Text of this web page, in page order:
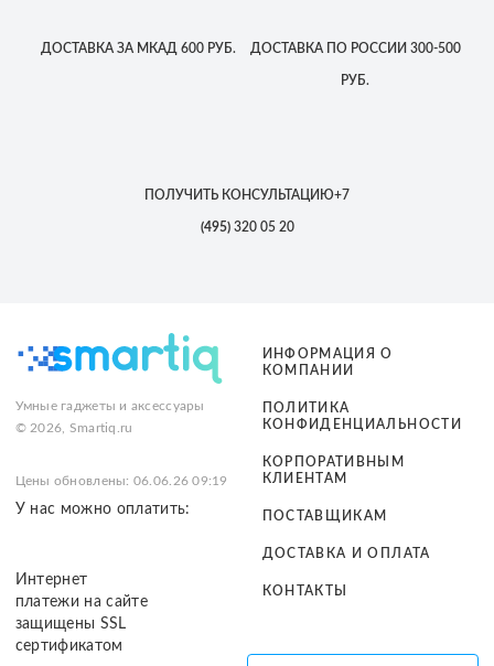
ДОСТАВКА ЗА МКАД 600 РУБ. ДОСТАВКАПО РОССИИ 300-500
РУБ.
ПОЛУЧИТЬ КОНСУЛЬТАЦИЮ+7
(495)320 05 20
Умные гаджеты и аксессуары
© 2026, Smartiq.ru
Цены обновлены: 06.06.26 09:19
У нас можно оплатить:
Интернет
платежи на сайте
защищены SSL
сертификатом
ИНФОРМАЦИЯ О
КОМПАНИИ
ПОЛИТИКА
КОНФИДЕНЦИАЛЬНОСТИ
КОРПОРАТИВНЫМ
КЛИЕНТАМ
ПОСТАВЩИКАМ
ДОСТАВКА И ОПЛАТА
КОНТАКТЫ